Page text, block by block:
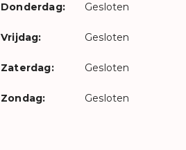
Donderdag: Gesloten
Vrijdag: Gesloten
Zaterdag: Gesloten
Zondag: Gesloten